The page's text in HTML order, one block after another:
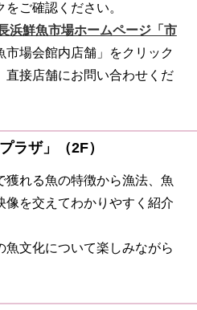
ご確認ください。
浜鮮魚市場ホームページ「市
市場会館内店舗」をクリック
接店舗にお問い合わせくだ
ラザ」（2F）
れる魚の特徴から漁法、魚
像を交えてわかりやすく紹介
文化について楽しみながら